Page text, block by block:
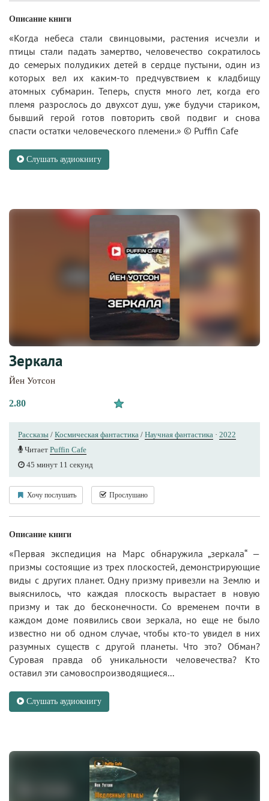
Описание книги
«Когда небеса стали свинцовыми, растения исчезли и
птицы стали падать замертво, человечество сократилось
до семерых полудиких детей в сердце пустыни, один из
которых вел их каким-то предчувствием к кладбищу
атомных субмарин. Теперь, спустя много лет, когда его
племя разрослось до двухсот душ, уже будучи стариком,
бывший герой готов повторить свой подвиг и снова
спасти остатки человеческого племени.» © Puffin Cafe
Слушать аудиокнигу
Зеркала
Йен Уотсон
2.80
Рассказы / Космическая фантастика / Научная фантастика · 2022
Читает Puffin Cafe
45 минут 11 секунд
Хочу послушать Прослушано
Описание книги
«Первая экспедиция на Марс обнаружила „зеркала“ —
призмы состоящие из трех плоскостей, демонстрирующие
виды с других планет. Одну призму привезли на Землю и
выяснилось, что каждая плоскость вырастает в новую
призму и так до бесконечности. Со временем почти в
каждом доме появились свои зеркала, но еще не было
известно ни об одном случае, чтобы кто-то увидел в них
разумных существ с другой планеты. Что это? Обман?
Суровая правда об уникальности человечества? Кто
оставил эти самовоспроизводящиеся...
Слушать аудиокнигу